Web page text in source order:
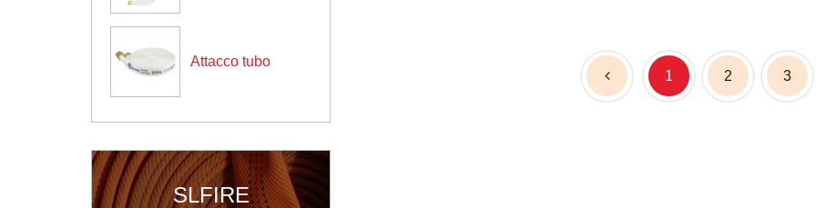
Attacco tubo
SLFIRE
1 2 3